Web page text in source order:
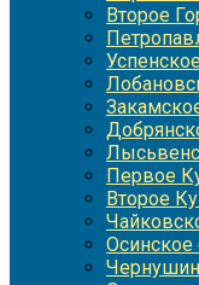
Второе
Первое
Второе
Осинское